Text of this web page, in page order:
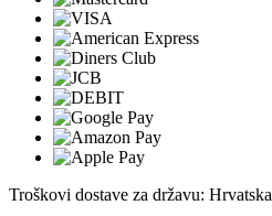
Troškovi dostave za državu: Hrvatska